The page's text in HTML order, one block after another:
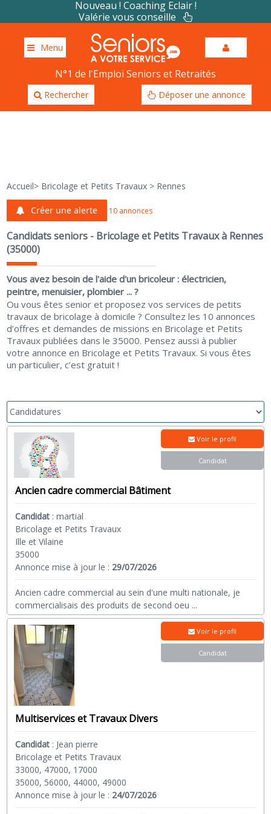
Nouveau ! Coaching Eclair !
Valérie vous conseille
Menu
N°1 de l'Emploi Seniors et Retraités
Rechercher Déposer une annonce
Accueil> Bricolage et Petits Travaux > Rennes
Créer une alerte 10 annonces
Candidats seniors - Bricolage et Petits Travaux à Rennes
(35000)
Vous avez besoin de l'aide d'un bricoleur : électricien,
peintre, menuisier, plombier ... ?
Ou vous êtes senior et proposez vos services de petits
travaux de bricolage à domicile ? Consultez les 10 annonces
d’offres et demandes de missions en Bricolage et Petits
Travaux publiées dans le 35000. Pensez aussi à publier
votre annonce en Bricolage et Petits Travaux. Si vous êtes
un particulier, c’est gratuit !
Ancien cadre commercial Bâtiment
Candidat :martial
Bricolage et Petits Travaux
Ille et Vilaine
35000
Annonce mise à jour le : 29/07/2026
Ancien cadre commercial au sein d'une multi nationale, je
commercialisais des produits de second oeu ...
Voir le profil
Candidat
Multiservices et Travaux Divers
Candidat : Jean pierre
Bricolage et Petits Travaux
33000, 47000, 17000
35000, 56000, 44000, 49000
Annonce mise à jour le : 24/07/2026
Voir le profil
Candidat